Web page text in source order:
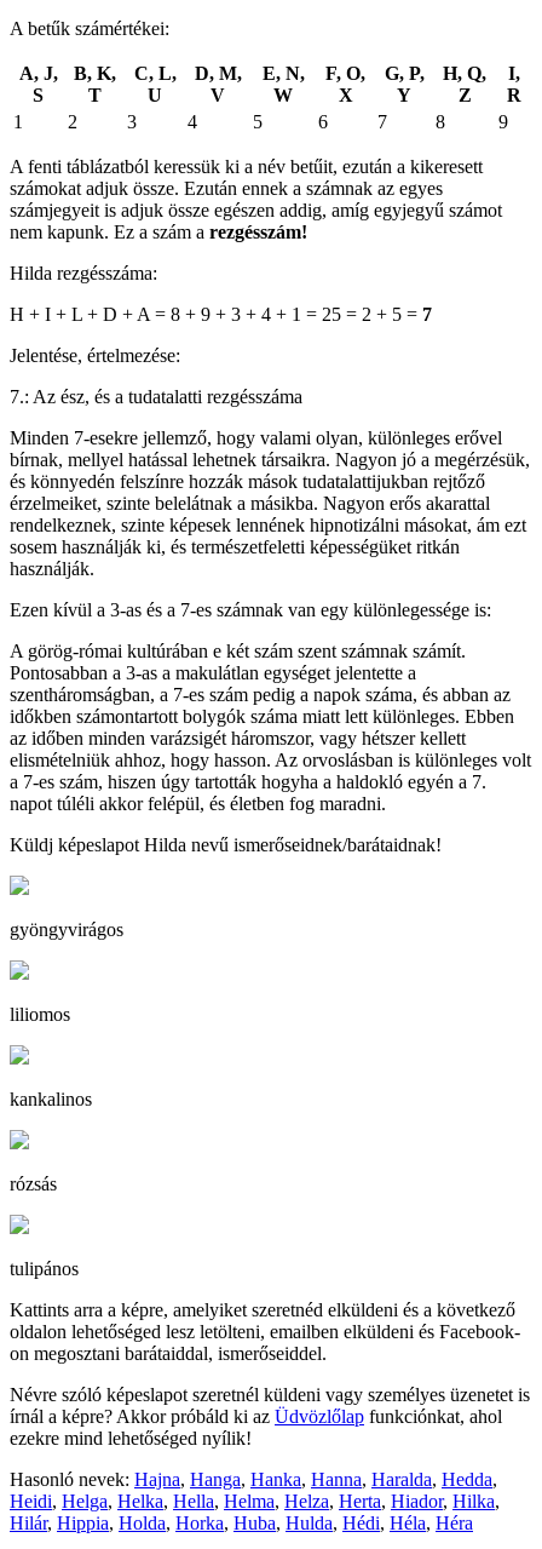
A betűk számértékei:
A, J,
S
B, K,
T
C, L,
U
D, M,
V
E, N,
W
F, O,
X
G, P,
Y
H, Q,
Z
I,
R
1
2 3 4 5 6 7 8 9
A fenti táblázatból keressük ki a név betűit, ezután a kikeresett
számokat adjuk össze. Ezután ennek a számnak az egyes
számjegyeit is adjuk össze egészen addig, amíg egyjegyű számot
nem kapunk. Ez a szám a rezgésszám!
Hilda rezgésszáma:
H + I + L + D + A = 8 + 9 + 3 + 4 + 1 = 25 = 2 + 5 = 7
Jelentése, értelmezése:
7.: Az ész, és a tudatalatti rezgésszáma
Minden 7-esekre jellemző, hogy valami olyan, különleges erővel
bírnak, mellyel hatással lehetnek társaikra. Nagyon jó a megérzésük,
és könnyedén felszínre hozzák mások tudatalattijukban rejtőző
érzelmeiket, szinte belelátnak a másikba. Nagyon erős akarattal
rendelkeznek, szinte képesek lennének hipnotizálni másokat, ám ezt
sosem használják ki, és természetfeletti képességüket ritkán
használják.
Ezen kívül a 3-as és a 7-es számnak van egy különlegessége is:
A görög-római kultúrában e két szám szent számnak számít.
Pontosabban a 3-as a makulátlan egységet jelentette a
szentháromságban, a 7-es szám pedig a napok száma, és abban az
időkben számontartott bolygók száma miatt lett különleges. Ebben
az időben minden varázsigét háromszor, vagy hétszer kellett
elismételniük ahhoz, hogy hasson. Az orvoslásban is különleges volt
a 7-es szám, hiszen úgy tartották hogyha a haldokló egyén a 7.
napot túléli akkor felépül, és életben fog maradni.
Küldj képeslapot Hilda nevű ismerőseidnek/barátaidnak!
gyöngyvirágos
liliomos
kankalinos
rózsás
tulipános
Kattints arra a képre, amelyiket szeretnéd elküldeni és a következő
oldalon lehetőséged lesz letölteni, emailben elküldeni és Facebook-
on megosztani barátaiddal, ismerőseiddel.
Névre szóló képeslapot szeretnél küldeni vagy személyes üzenetet is
írnál a képre? Akkor próbáld ki az Üdvözlőlap funkciónkat, ahol
ezekre mind lehetőséged nyílik!
Hasonló nevek: Hajna, Hanga, Hanka, Hanna, Haralda, Hedda,
Heidi, Helga, Helka, Hella, Helma, Helza, Herta, Hiador, Hilka,
Hilár, Hippia, Holda, Horka, Huba, Hulda, Hédi, Héla, Héra